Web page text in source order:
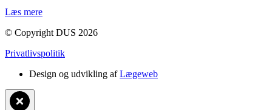
Læs mere
© Copyright DUS 2026
Privatlivspolitik
Design og udvikling afLægeweb